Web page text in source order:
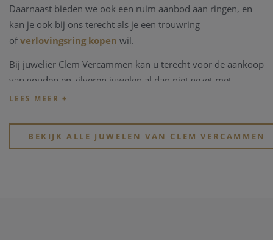
Daarnaast bieden we ook een ruim aanbod aan ringen, en
kan je ook bij ons terecht als je een trouwring
ofverlovingsring kopen wil.
Bij juwelier Clem Vercammen kan u terecht voor de aankoop
van gouden en zilveren juwelen al dan niet gezet met
edelstenen, kleurstenen of in combinaties met parels.
onze physieke winkel in hartje Heist-op-den-Berg.
BEKIJK ALLE JUWELEN VAN CLEM VERCAMMEN